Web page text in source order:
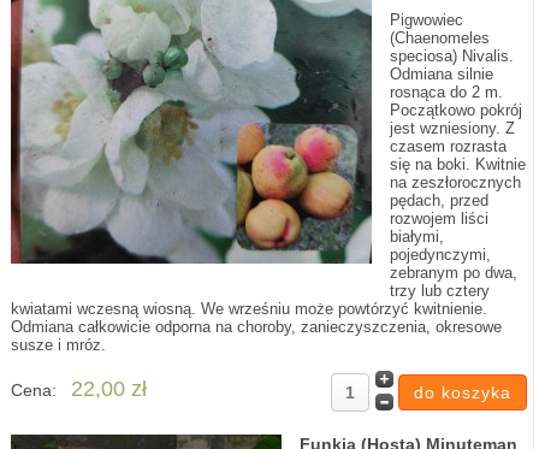
Pigwowiec
(Chaenomeles
speciosa) Nivalis.
Odmiana silnie
rosnąca do 2 m.
Początkowo pokrój
jest wzniesiony. Z
czasem rozrasta
się na boki. Kwitnie
na zeszłorocznych
pędach, przed
rozwojem liści
białymi,
pojedynczymi,
zebranym po dwa,
trzy lub cztery
kwiatami wczesną wiosną. We wrześniu może powtórzyć kwitnienie.
Odmiana całkowicie odporna na choroby, zanieczyszczenia, okresowe
susze i mróz.
Cena: 22,00 zł
Funkia (Hosta) Minuteman